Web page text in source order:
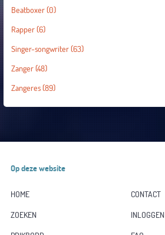
Beatboxer(0)
Rapper(6)
Singer-songwriter(63)
Zanger(48)
Zangeres(89)
Op deze website
HOME
CONTACT
ZOEKEN
INLOGGEN